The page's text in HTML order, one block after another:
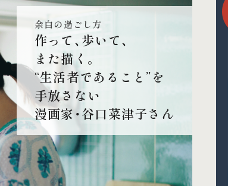
余白の過ごし方
作って、歩いて、
また描く。
“生活者であること”を
手放さない
漫画家・谷口菜津子さん